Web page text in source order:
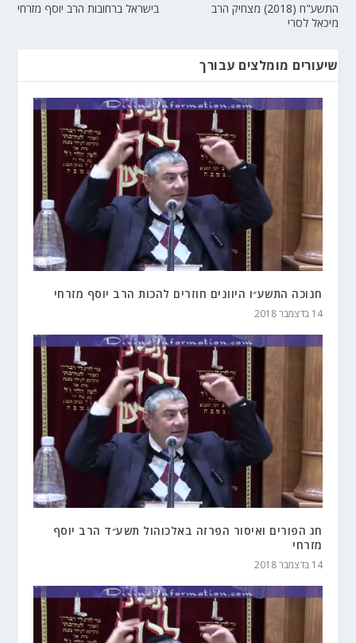
בישראל ברחובות הרב יוסף מזרחי
התשע"ח (2018) מצחיק הרב
מיכאל לסרי
שיעורים מומלצים עבורך
חנוכה התשע״ו היוונים חוזרים להכות הרב יוסף מזרחי
14 בדצמבר 2018
חג הפורים ואיסור הפרזה באלכוהול תשע״ד הרב יוסף
מזרחי
14 בדצמבר 2018